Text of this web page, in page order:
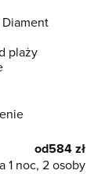
plaży
od584 zł
1 noc, 2 osoby